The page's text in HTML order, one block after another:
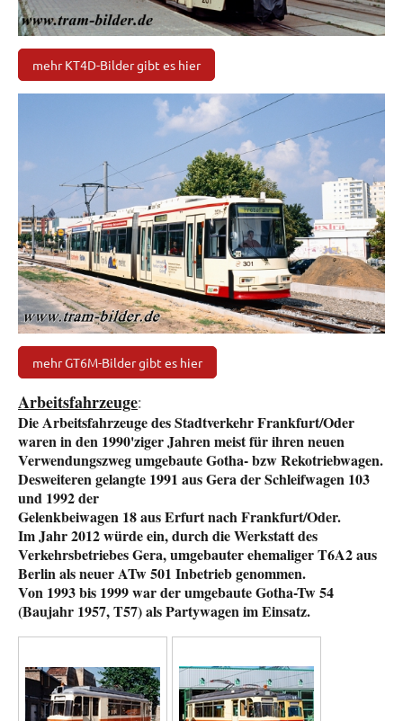
mehr KT4D-Bilder gibt es hier
mehr GT6M-Bilder gibt es hier
Arbeitsfahrzeuge:
Die Arbeitsfahrzeuge des Stadtverkehr Frankfurt/Oder
waren in den 1990'ziger Jahren meist für ihren neuen
Verwendungszweg umgebaute Gotha- bzw Rekotriebwagen.
Desweiteren gelangte 1991 aus Gera der Schleifwagen 103
und 1992 der
Gelenkbeiwagen 18 aus Erfurt nach Frankfurt/Oder.
Im Jahr 2012 würde ein, durch die Werkstatt des
Verkehrsbetriebes Gera, umgebauter ehemaliger T6A2 aus
Berlin als neuer ATw 501 Inbetrieb genommen.
Von 1993 bis 1999 war der umgebaute Gotha-Tw 54
(Baujahr 1957, T57) als Partywagen im Einsatz.